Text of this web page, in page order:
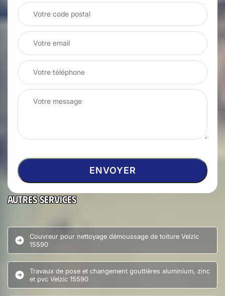
Autres services
Couvreur pour nettoyage démoussage de toiture Velzic
15590
Travaux de pose et changement gouttières aluminium, zinc
et pvc Velzic 15590